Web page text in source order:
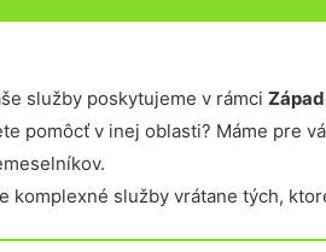
služby poskytujeme v rámci
pomôcť v inej oblasti? Máme pre
komplexné služby vrátane tých,